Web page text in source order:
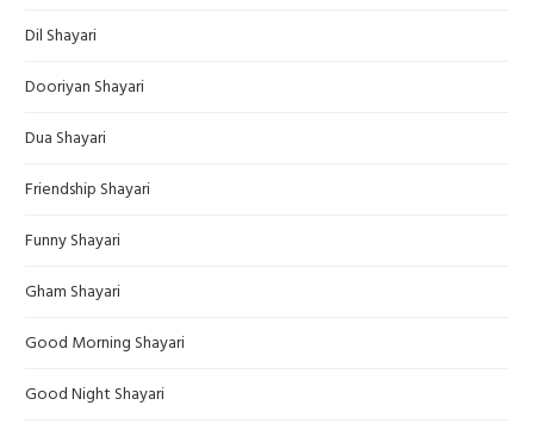
Dil Shayari
Dooriyan Shayari
Dua Shayari
Friendship Shayari
Funny Shayari
Gham Shayari
Good Morning Shayari
Good Night Shayari